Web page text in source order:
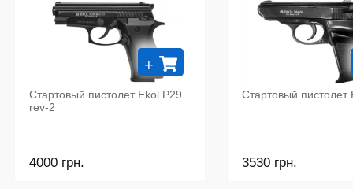
Стартовый пистолет Ekol P29
rev-2
4000 грн.
+
Стартовый пистолет
3530 грн.